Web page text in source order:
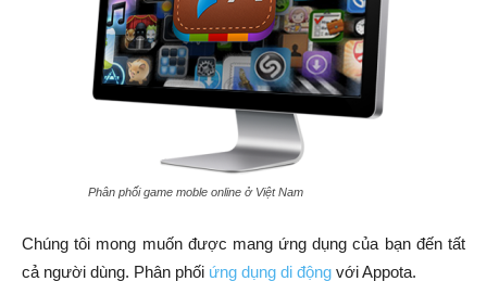
Phân phối game moble online ở Việt Nam
Chúng tôi mong muốn được mang ứng dụng của bạn đến tất
cả người dùng. Phân phối ứng dụng di động với Appota.